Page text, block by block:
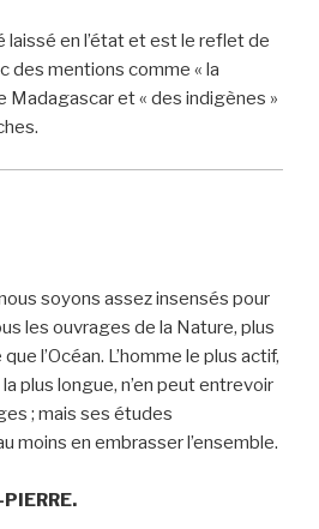
en l’état et est le reflet de
des mentions comme « la
Madagascar et « des indigènes »
soyons assez insensés pour
les ouvrages de la Nature, plus
l’Océan. L’homme le plus actif,
plus longue, n’en peut entrevoir
; mais ses études
moins en embrasser l’ensemble.